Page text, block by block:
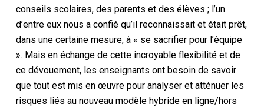
conseils scolaires, des parents et des élèves ; l’un
d’entre eux nous a confié qu’il reconnaissait et était prêt,
dans une certaine mesure, à « se sacrifier pour l’équipe
». Mais en échange de cette incroyable flexibilité et de
ce dévouement, les enseignants ont besoin de savoir
que tout est mis en œuvre pour analyser et atténuer les
risques liés au nouveau modèle hybride en ligne/hors